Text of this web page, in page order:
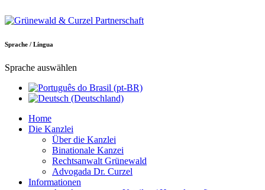
Sprache / Língua
Sprache auswählen
Home
Die Kanzlei
Über die Kanzlei
Binationale Kanzei
Rechtsanwalt Grünewald
Advogada Dr. Curzel
Informationen